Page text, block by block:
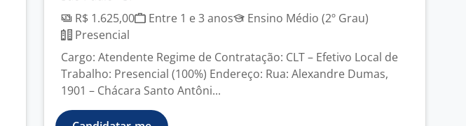
R$ 1.625,00
Entre 1 e 3 anos
Ensino Médio (2º Grau)
Presencial
Cargo: Atendente Regime de Contratação: CLT – Efetivo Local de
Trabalho: Presencial (100%) Endereço: Rua: Alexandre Dumas,
1901 – Chácara Santo Antôni...